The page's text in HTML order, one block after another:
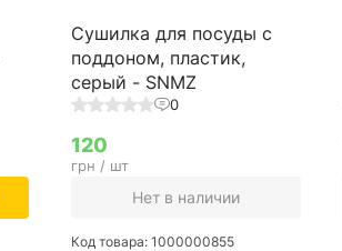
Сушилка для посуды с
поддоном, пластик,
серый - SNMZ
0
120
грн / шт
Нет в наличии
Код товара: 1000000855